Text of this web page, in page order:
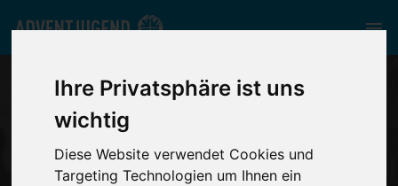
Ihre Privatsphäre ist uns
wichtig
Diese Website verwendet Cookies und
Targeting Technologien um Ihnen ein
UNSERE BEREICHE